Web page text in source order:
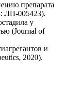
препарата
ЛП-005423).
у
(Journal of
и
2020).